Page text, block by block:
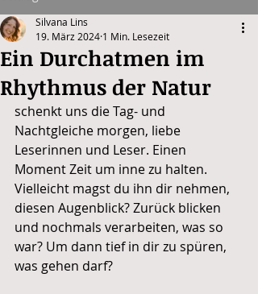
Ein Durchatmen im
Rhythmus der Natur
Silvana Lins
19. März 2024 1 Min. Lesezeit
schenkt uns die Tag- und
Nachtgleiche morgen, liebe
Leserinnen und Leser. Einen
Moment Zeit um inne zu halten.
Vielleicht magst du ihn dir nehmen,
diesen Augenblick? Zurück blicken
und nochmals verarbeiten, was so
war? Um dann tief in dir zu spüren,
was gehen darf?